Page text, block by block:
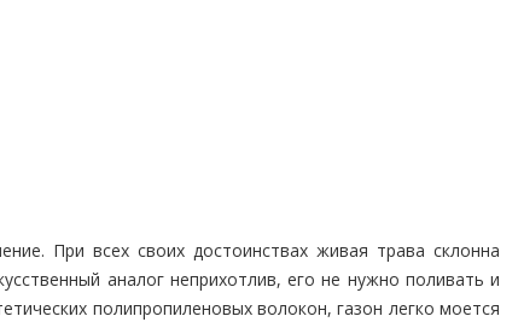
При всех своих достоинствах живая трава склонна
аналог неприхотлив, его не нужно поливать и
полипропиленовых волокон, газон легко моется